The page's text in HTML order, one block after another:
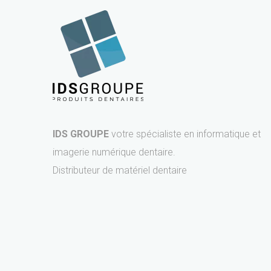
IDS GROUPE votre spécialiste en informatique et
imagerie numérique dentaire.
Distributeur de matériel dentaire